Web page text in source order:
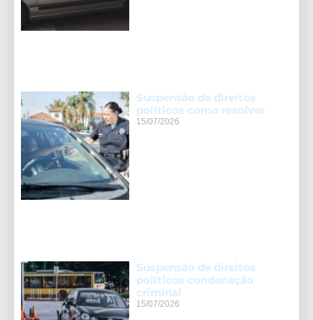
Suspensão de direitos
políticos como resolver
15/07/2026
Suspensão de direitos
políticos condenação
criminal
15/07/2026